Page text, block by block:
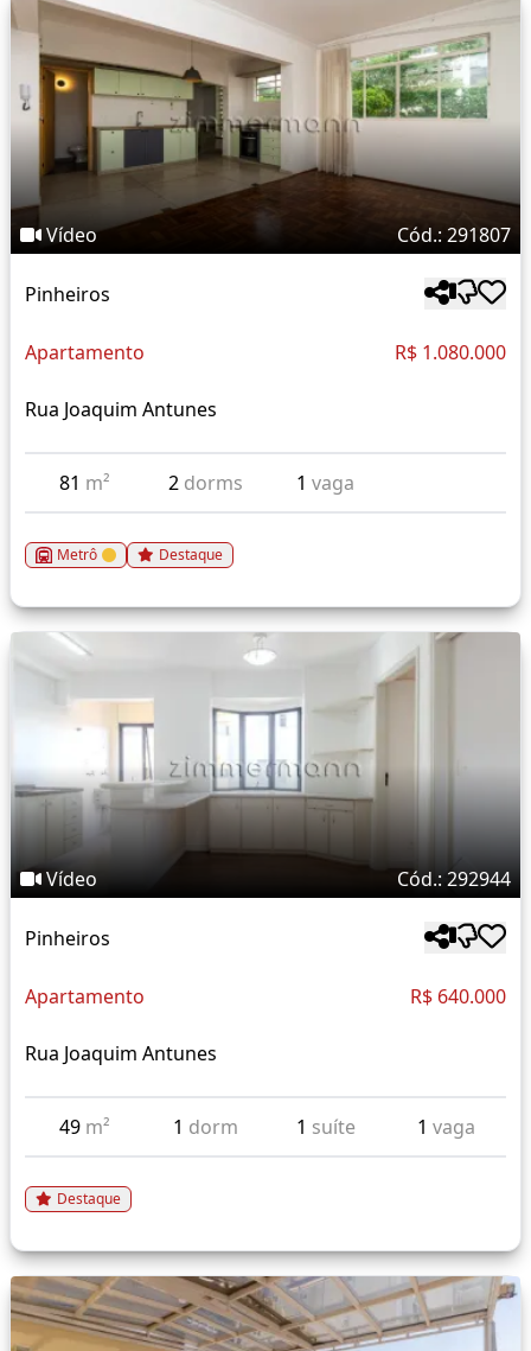
Vídeo Cód.: 291807
Pinheiros
Apartamento R$ 1.080.000
Rua Joaquim Antunes
81 m² 2 dorms 1vaga
Metrô Destaque
Vídeo Cód.: 292944
Pinheiros
Apartamento R$ 640.000
Rua Joaquim Antunes
49 m² 1 dorm 1 suíte 1 vaga
Destaque